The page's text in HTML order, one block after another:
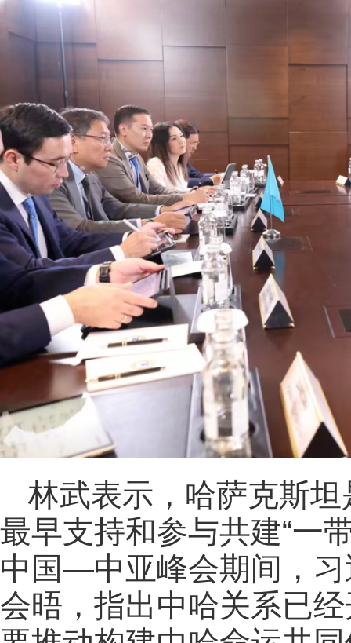
林武表示，哈萨克斯
最早支持和参与共建“一
中国—中亚峰会期间，
会晤，指出中哈关系已